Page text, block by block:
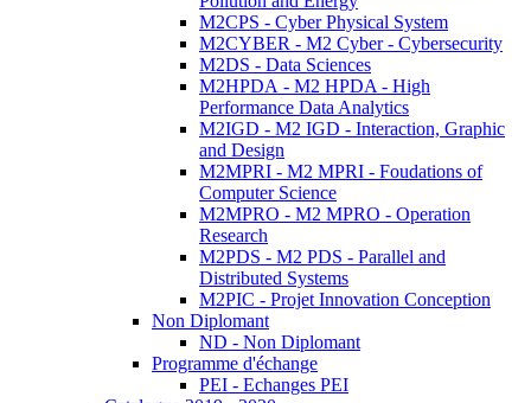
M2CPS - Cyber Physical System
M2CYBER - M2 Cyber - Cybersecurity
M2DS - Data Sciences
M2HPDA - M2 HPDA - High
Performance Data Analytics
M2IGD - M2 IGD - Interaction, Graphic
and Design
M2MPRI - M2 MPRI - Foudations of
Computer Science
M2MPRO - M2 MPRO - Operation
Research
M2PDS - M2 PDS - Parallel and
Distributed Systems
M2PIC - Projet Innovation Conception
Non Diplomant
ND - Non Diplomant
Programme d'échange
PEI - Echanges PEI